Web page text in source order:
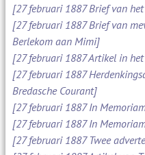
[27 februari 1887 Brief van
[27 februari 1887 Brief van
Berlekom aan Mimi]
[27 februari 1887 Artikel in
[27 februari 1887
Bredasche Courant]
[27 februari 1887 In
[27 februari 1887 In
[27 februari 1887 Twee